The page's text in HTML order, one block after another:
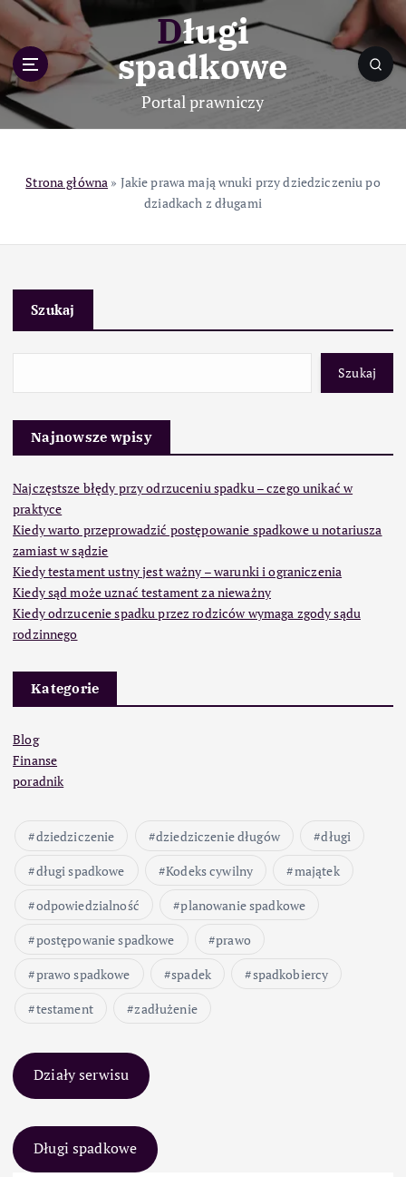
p
o
c
Długi
spadkowe
Portal prawniczy
Strona główna » Jakie prawa mają wnuki przy dziedziczeniu po
dziadkach z długami
Szukaj
Szukaj
Najnowsze wpisy
Najczęstsze błędy przy odrzuceniu spadku – czego unikać w
praktyce
Kiedy warto przeprowadzić postępowanie spadkowe u notariusza
zamiast w sądzie
Kiedy testament ustny jest ważny – warunki i ograniczenia
Kiedy sąd może uznać testament za nieważny
Kiedy odrzucenie spadku przez rodziców wymaga zgody sądu
rodzinnego
Kategorie
Blog
Finanse
poradnik
dziedziczenie dziedziczenie długów
długi
długi spadkowe
Kodeks cywilny
majątek
odpowiedzialność
planowanie spadkowe
postępowanie spadkowe
prawo
prawo spadkowe
spadek
spadkobiercy
testament
zadłużenie
Działy serwisu
Długi spadkowe